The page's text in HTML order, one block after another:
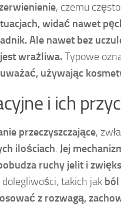
, czemu
widać nawet
Ale nawet bez
wrażliwa.Typowe
używając
i ich
przeczyszczające,
ilościach. Jej
ruchy jelit i
takich jak
z rozwagą,